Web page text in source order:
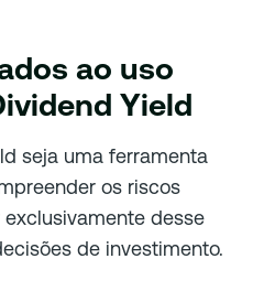
ao uso
Yield
seja uma ferramenta
os riscos
desse
de investimento.